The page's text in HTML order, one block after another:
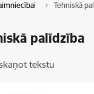
Tehniskā
palīdzība
tekstu